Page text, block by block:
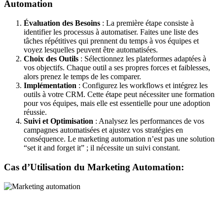
Automation
Évaluation des Besoins : La première étape consiste à
identifier les processus à automatiser. Faites une liste des
tâches répétitives qui prennent du temps à vos équipes et
voyez lesquelles peuvent être automatisées.
Choix des Outils : Sélectionnez les plateformes adaptées à
vos objectifs. Chaque outil a ses propres forces et faiblesses,
alors prenez le temps de les comparer.
Implémentation : Configurez les workflows et intégrez les
outils à votre CRM. Cette étape peut nécessiter une formation
pour vos équipes, mais elle est essentielle pour une adoption
réussie.
Suivi et Optimisation : Analysez les performances de vos
campagnes automatisées et ajustez vos stratégies en
conséquence. Le marketing automation n’est pas une solution
“set it and forget it” ; il nécessite un suivi constant.
Cas d’Utilisation du Marketing Automation: